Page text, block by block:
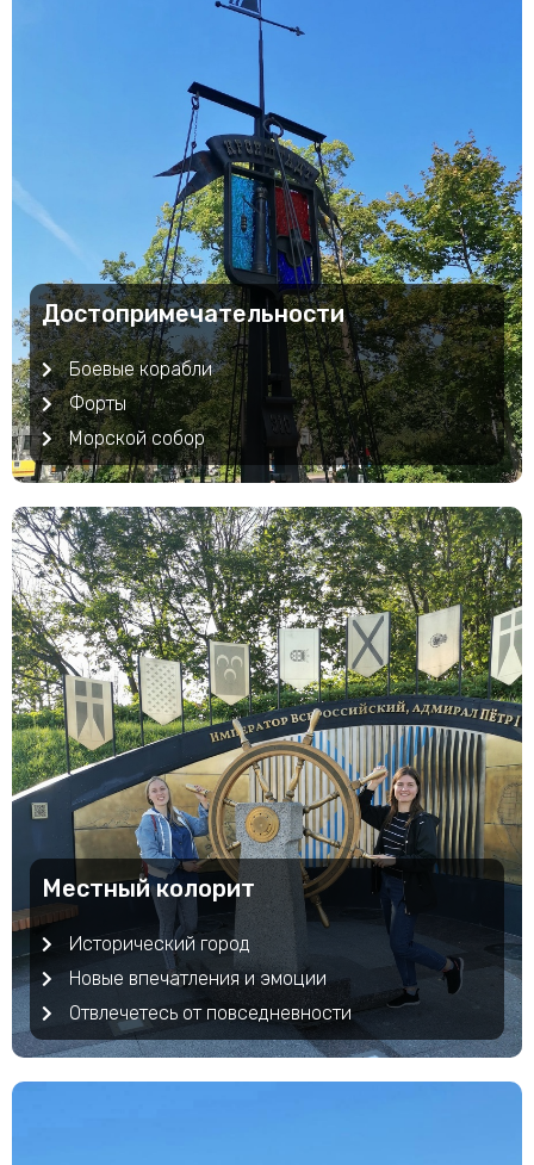
Достопримечательности
Боевые корабли
Форты
Морской собор
Местный колорит
Исторический город
Новые впечатления и эмоции
Отвлечетесь от повседневности